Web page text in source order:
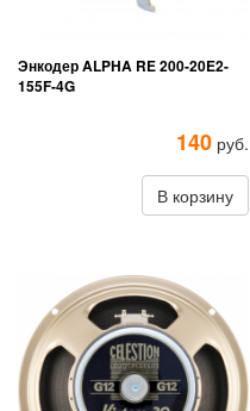
Энкодер ALPHA RE 200-20E2-
155F-4G
140 руб.
В корзину